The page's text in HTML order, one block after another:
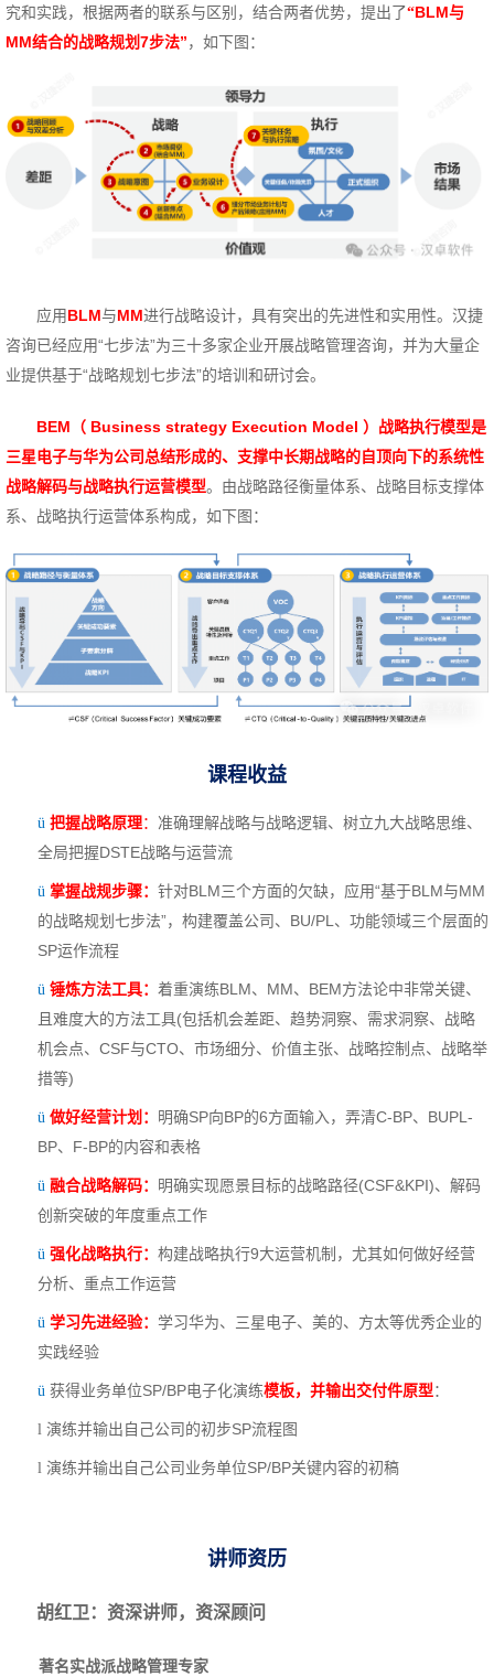
究和实践，根据两者的联系与区别，结合两者优势，提出了“BLM与
MM结合的战略规划7步法” ， 如下图：
应用BLM与MM进行战略设计，具有突出的先进性和实用性。汉捷
咨询已经应用“七步法”为三十多家企业开展战略管理咨询，并为大量企
业提供基于“战略规划七步法”的培训和研讨会。
BEM （ Business strategy Execution Model ） 战略执行模型是
三星电子与华为公司总结形成的、支撑中长期战略的自顶向下的系统性
战略解码与战略执行运营模型。由战略路径衡量体系、战略目标支撑体
系、战略执行运营体系构成，如下图：
课程收益
ü 把握战略原理： 准确理解战略与战略逻辑、树立九大战略思维、
全局把握DSTE战略与运营流
ü 掌握战规步骤： 针对BLM三个方面的欠缺，应用“基于BLM与MM
的战略规划七步法”，构建覆盖公司、BU/PL、功能领域三个层面的
SP运作流程
ü 锤炼方法工具： 着重演练BLM、MM、BEM方法论中非常关键、
且难度大的方法工具(包括机会差距、趋势洞察、需求洞察、战略
机会点、CSF与CTO、市场细分、价值主张、战略控制点、战略举
措等)
ü 做好经营计划： 明确SP向BP的6方面输入，弄清C-BP、BUPL-
BP、F-BP的内容和表格
ü 融合战略解码： 明确实现愿景目标的战略路径(CSF&KPI)、解码
创新突破的年度重点工作
ü 强化战略执行： 构建战略执行9大运营机制，尤其如何做好经营
分析、重点工作运营
ü 学习先进经验： 学习华为、三星电子、美的、方太等优秀企业的
实践经验
ü 获得业务单位SP/BP电子化演练模板，并输出交付件原型：
l 演练并输出自己公司的初步SP流程图
l 演练并输出自己公司业务单位SP/BP关键内容的初稿
讲师资历
胡红卫：资深讲师，资深顾问
著名实战派战略管理专家